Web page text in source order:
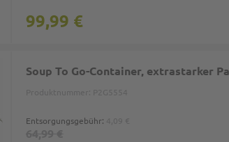
99,99 €
Soup To Go-Container, extrastarker
Entsorgungsgebühr:
64,99 €